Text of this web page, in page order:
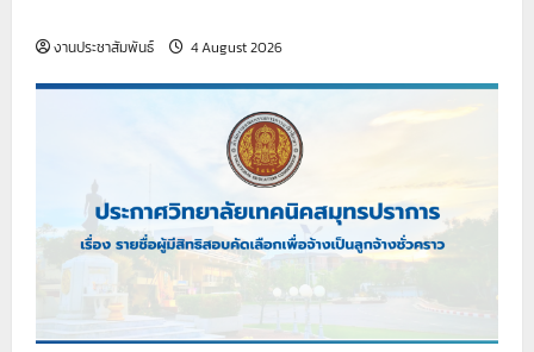
งานประชาสัมพันธ์ 4 August 2026